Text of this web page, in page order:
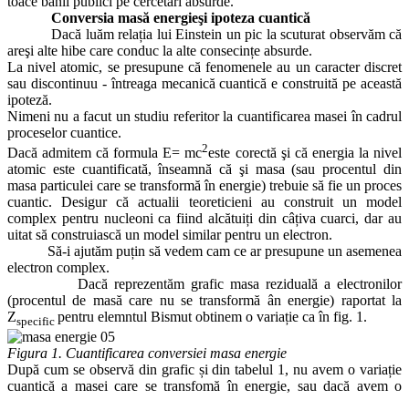
Conversia masă energieşi ipoteza cuantică
Dacă luăm relația lui Einstein un pic la scuturat observăm că
areşi alte hibe care conduc la alte consecințe absurde.
La nivel atomic, se presupune că fenomenele au un caracter discret
sau discontinuu - întreaga mecanică cuantică e construită pe această
ipoteză.
Nimeni nu a facut un studiu referitor la cuantificarea masei în cadrul
proceselor cuantice.
Dacă admitem că formula E= mc2este corectă şi că energia la nivel
atomic este cuantificată, înseamnă că şi masa (sau procentul din
masa particulei care se transformă în energie) trebuie să fie un proces
cuantic. Desigur că actualii teoreticieni au construit un model
complex pentru nucleoni ca fiind alcătuiți din câțiva cuarci, dar au
uitat să construiască un model similar pentru un electron.
Să-i ajutăm puțin să vedem cam ce ar presupune un asemenea
electron complex.
Dacă reprezentăm grafic masa reziduală a electronilor
(procentul de masă care nu se transformă ân energie) raportat la
Zspecific pentru elemntul Bismut obtinem o variație ca în fig. 1.
Figura 1. Cuantificarea conversiei masa energie
După cum se observă din grafic și din tabelul 1, nu avem o variație
cuantică a masei care se transfomă în energie, sau dacă avem o